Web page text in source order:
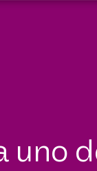
uno